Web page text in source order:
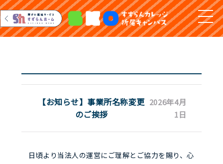
【お知らせ】事業所名称変更
のご挨拶
2026年4月
1日
日頃より当法人の運営にご理解とご協力を賜り、心